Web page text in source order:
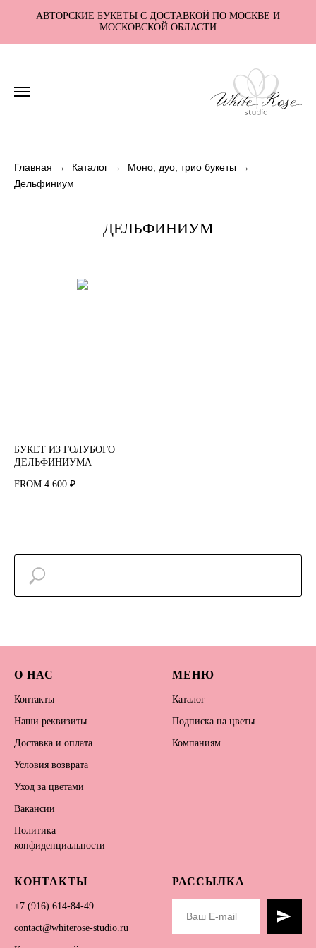
АВТОРСКИЕ БУКЕТЫ С ДОСТАВКОЙ ПО МОСКВЕ И
МОСКОВСКОЙ ОБЛАСТИ
Главная → Каталог → Моно, дуо, трио букеты →
Дельфиниум
ДЕЛЬФИНИУМ
БУКЕТ ИЗ ГОЛУБОГО
ДЕЛЬФИНИУМА
FROM 4 600 ₽
О НАС
Контакты
Наши реквизиты
Доставка и оплата
Условия возврата
Уход за цветами
Вакансии
Политика
конфиденциальности
МЕНЮ
Каталог
Подписка на цветы
Компаниям
КОНТАКТЫ
+7 (916) 614-84-49
contact@whiterose-studio.ru
РАССЫЛКА